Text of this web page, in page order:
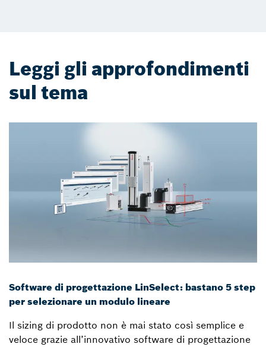
Leggi gli approfondimenti
sul tema
Software di progettazione LinSelect: bastano 5 step
per selezionare un modulo lineare
Il sizing di prodotto non è mai stato così semplice e
veloce grazie all’innovativo software di progettazione